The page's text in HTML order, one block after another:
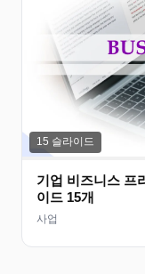
15 슬라이드
기업 비즈니스 프
이드 15개
사업